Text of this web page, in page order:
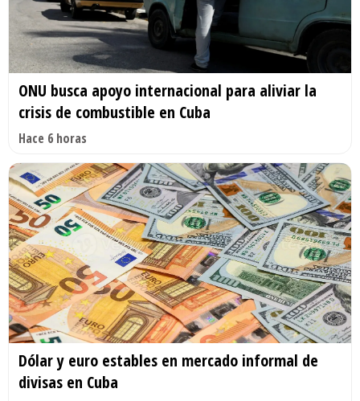
ONU busca apoyo internacional para aliviar la
crisis de combustible en Cuba
Hace 6 horas
Dólar y euro estables en mercado informal de
divisas en Cuba